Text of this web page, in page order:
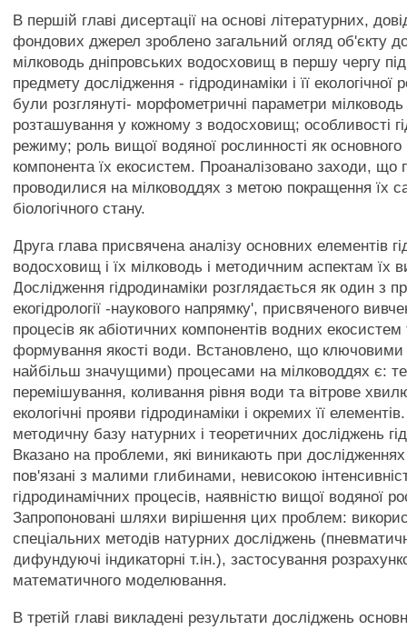
В першій главі дисертації на основі літературних,
фондових джерел зроблено загальний огляд об'єкту
мілководь дніпровських водосховищ в першу чергу
предмету дослідження - гідродинаміки і її
були розглянуті- морфометричні параметри мілководь
розташування у кожному з водосховищ; особливості
режиму; роль вищої водяної рослинності як основного
компонента їх екосистем. Проаналізовано заходи, що
проводилися на мілководдях з метою покращення їх
біологічного стану.
Друга глава присвячена аналізу основних елементів
водосховищ і їх мілководь і методичним аспектам їх
Дослідження гідродинаміки розглядається як один з
екогідрології -наукового напрямку', присвяченого
процесів як абіотичних компонентів водних екосистем
формування якості води. Встановлено, що ключовими
найбільш значущими) процесами на мілководдях є:
перемішування, коливання рівня води та вітрове
екологічні прояви гідродинаміки і окремих її
методичну базу натурних і теоретичних досліджень
Вказано на проблеми, які виникають при
пов'язані з малими глибинами, невисокою
гідродинамічних процесів, наявністю вищої водяної
Запропоновані шляхи вирішення цих проблем:
спеціальних методів натурних досліджень
дифундуючі індикаторні т.ін.), застосування
математичного моделювання.
В третій главі викладені результати досліджень